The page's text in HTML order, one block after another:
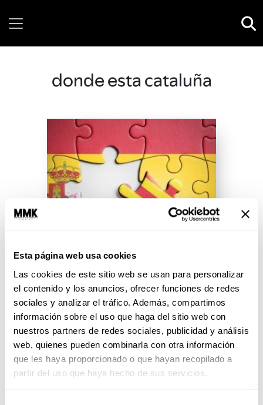
Esta página web usa cookies
Las cookies de este sitio web se usan para personalizar
el contenido y los anuncios, ofrecer funciones de redes
sociales y analizar el tráfico. Además, compartimos
información sobre el uso que haga del sitio web con
nuestros partners de redes sociales, publicidad y análisis
web, quienes pueden combinarla con otra información
que les haya proporcionado o que hayan recopilado a
partir del uso que haya hecho de sus servicios.
donde esta cataluña
Claves para entender el
conflicto de Cataluña
Si ya ven a Cataluña hasta en la
sopa peeero no entienden ni qué
onda, hoy les vamos a dar...